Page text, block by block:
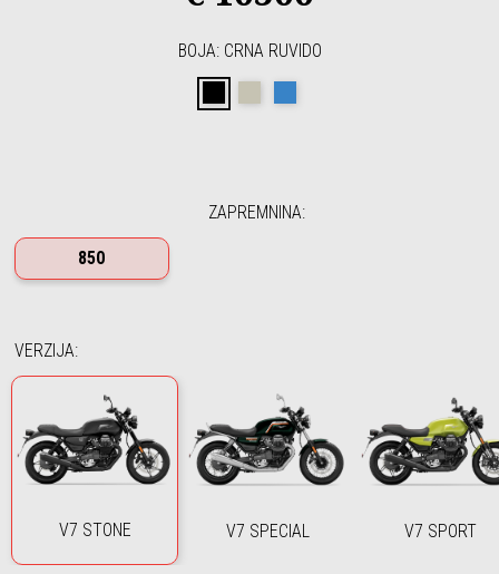
BOJA: CRNA RUVIDO
ZAPREMNINA:
850
VERZIJA:
V7 STONE V7 SPECIAL V7 SPORT